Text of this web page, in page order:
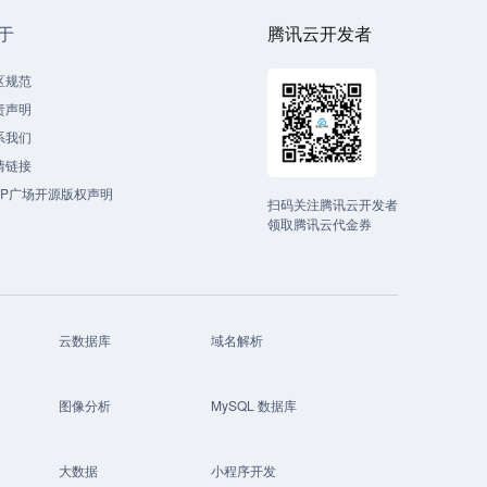
规范
声明
我们
链接
广场开源版权声明
腾讯云开发者
扫码关注腾讯云开发者
领取腾讯云代金券
云数据库 域名解析
图像分析 MySQL 数据库
大数据 小程序开发